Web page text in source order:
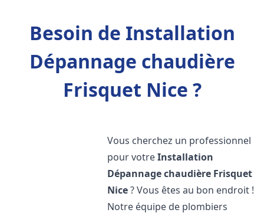
Besoin de Installation
Dépannage chaudière
Frisquet Nice ?
Vous cherchez un professionnel
pour votreInstallation
Dépannage chaudière Frisquet
Nice? Vous êtes au bon endroit !
Notre équipe de plombiers